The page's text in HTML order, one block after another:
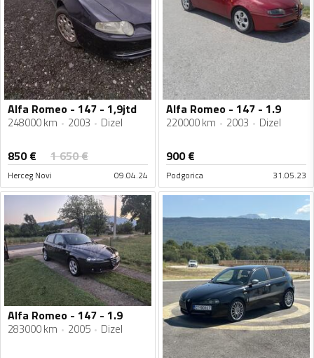
Alfa Romeo - 147 - 1,9jtd
248000 km 2003 Dizel
850€ 1 650€
Herceg Novi 09.04.24
Alfa Romeo - 147 - 1.9
220000 km 2003 Dizel
900€
Podgorica 31.05.23
Alfa Romeo - 147 - 1.9
283000 km 2005 Dizel